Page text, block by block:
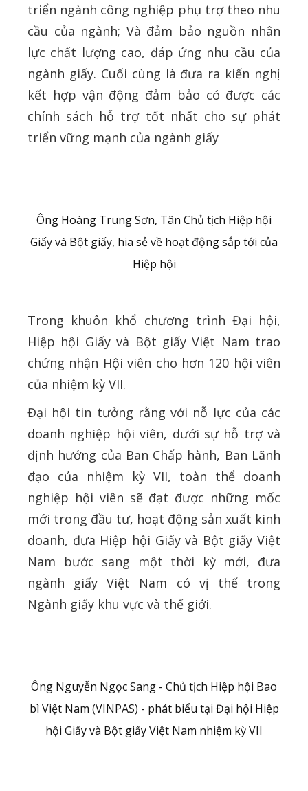
triển ngành công nghiệp phụ trợ theo nhu
cầu của ngành; Và đảm bảo nguồn nhân
lực chất lượng cao, đáp ứng nhu cầu của
ngành giấy. Cuối cùng là đưa ra kiến nghị
kết hợp vận động đảm bảo có được các
chính sách hỗ trợ tốt nhất cho sự phát
triển vững mạnh của ngành giấy
Ông Hoàng Trung Sơn, Tân Chủ tịch Hiệp hội
Giấy và Bột giấy, hia sẻ về hoạt động sắp tới của
Hiệp hội
Trong khuôn khổ chương trình Đại hội,
Hiệp hội Giấy và Bột giấy Việt Nam trao
chứng nhận Hội viên cho hơn 120 hội viên
của nhiệm kỳ VII.
Đại hội tin tưởng rằng với nỗ lực của các
doanh nghiệp hội viên, dưới sự hỗ trợ và
định hướng của Ban Chấp hành, Ban Lãnh
đạo của nhiệm kỳ VII, toàn thể doanh
nghiệp hội viên sẽ đạt được những mốc
mới trong đầu tư, hoạt động sản xuất kinh
doanh, đưa Hiệp hội Giấy và Bột giấy Việt
Nam bước sang một thời kỳ mới, đưa
ngành giấy Việt Nam có vị thế trong
Ngành giấy khu vực và thế giới.
Ông Nguyễn Ngọc Sang - Chủ tịch Hiệp hội Bao
bì Việt Nam (VINPAS) - phát biểu tại Đại hội Hiệp
hội Giấy và Bột giấy Việt Nam nhiệm kỳ VII